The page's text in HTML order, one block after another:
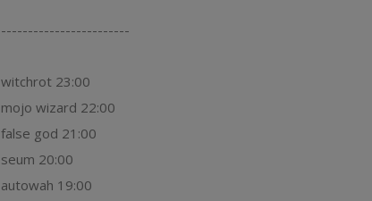
------------------------
witchrot 23:00
mojo wizard 22:00
false god 21:00
seum 20:00
autowah 19:00